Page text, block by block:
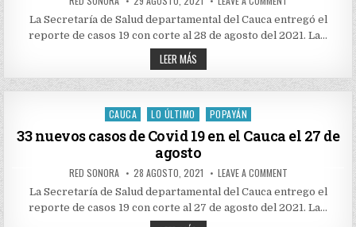
AGOSTO
DATE:
NUEVOS
CASOS
DE
EL
EL
La Secretaría de Salud departamental del Cauca entregó el
reporte de casos 19 con corte al 28 de agosto del 2021. La…
LEER MÁS53
NUEVOS
CASOS
DE
19
EN
EL
CAUCA
EL
28
DE
AGOSTO
Posted
CAUCA LO ÚLTIMO POPAYÁN
33 nuevos casos de Covid 19 en el Cauca el 27 de
agosto
AUTHOR:
RED SONORA PUBLISHED
DATE:
28 AGOSTO, 2021 LEAVE A COMMENTON
NUEVOS
CASOS
DE
La Secretaría de Salud departamental del Cauca entrego el
reporte de casos 19 con corte al 27 de agosto del 2021. La…